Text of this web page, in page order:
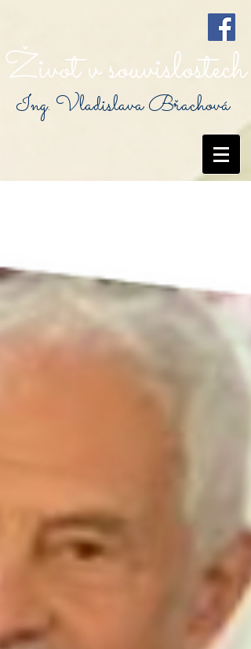
Život v souvislostech
Ing. Vladislava Břachová